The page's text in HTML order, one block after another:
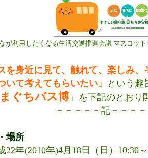
が利用したくなる生活交通推進会議 マスコッ
を身近に見て、触れて、楽しみ
いて考えてもらいたい」
という趣
ぐちバス博 」を下記のとおり
－－－－－記－－－
場所
年(2010年)4月18日（日）10:30